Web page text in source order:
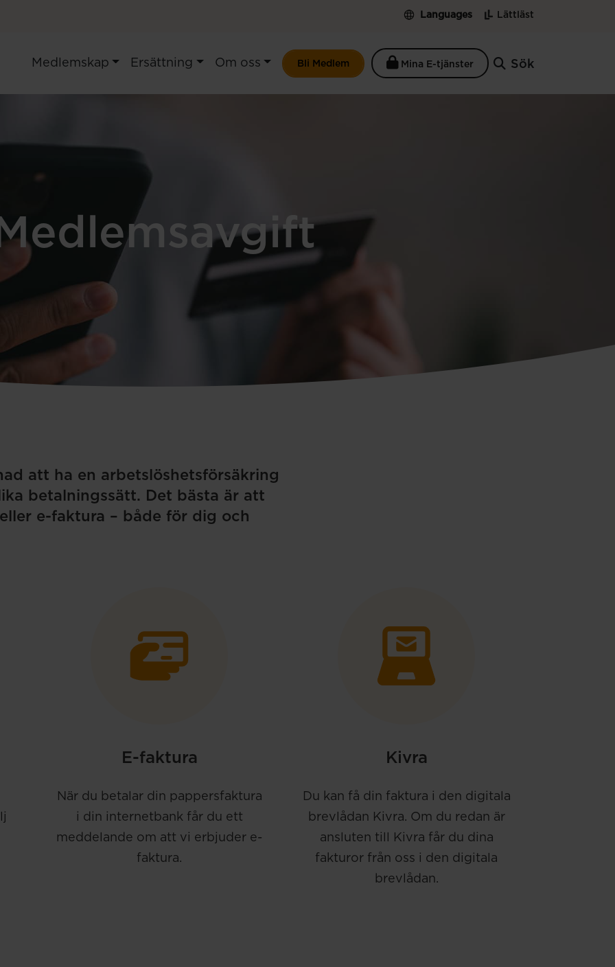
Languages Lättläst
Medlemskap Ersättning Om oss Bli Medlem Mina E-tjänster Sök
Medlemsavgift
att ha en arbetslöshetsförsäkring
betalningssätt. Det bästa är att
e-faktura – både för dig och
E-faktura
När du betalar din pappersfaktura
i din internetbank får du ett
meddelande om att vi erbjuder e-
faktura.
Kivra
Du kan få din faktura i den digitala
brevlådan Kivra. Om du redan är
ansluten till Kivra får du dina
fakturor från oss i den digitala
brevlådan.